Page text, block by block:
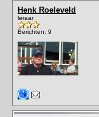
Henk Roeleveld
leraar
Berichten: 9